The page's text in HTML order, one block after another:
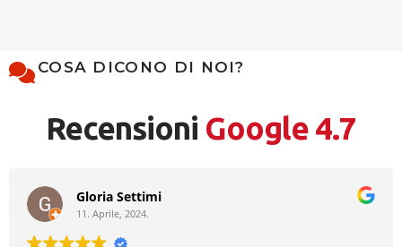
COSA DICONO DI NOI?
Recensioni Google 4.7
Gloria Settimi
11. Aprile, 2024.